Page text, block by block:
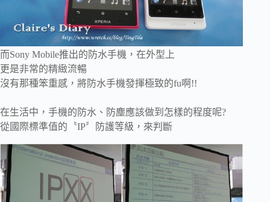
而Sony Mobile推出的防水手機，在外型上
更是非常的精緻流暢
沒有那種笨重感，將防水手機發揮極致的fu啊!!
在生活中，手機的防水、防塵應該做到怎樣的程度呢?
從國際標準值的〝IP〞防護等級，來判斷